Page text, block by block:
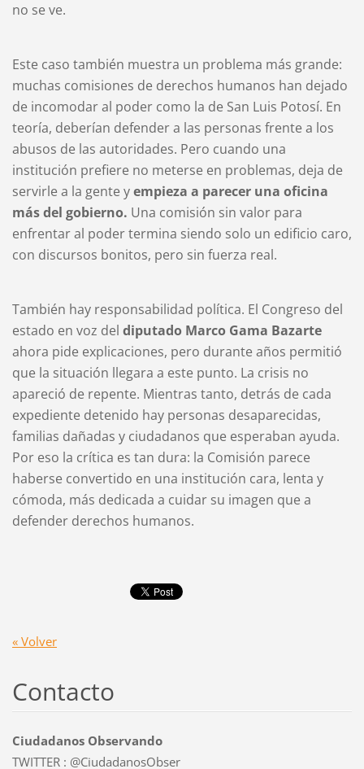
no se ve.
Este caso también muestra un problema más grande:
muchas comisiones de derechos humanos han dejado
de incomodar al poder como la de San Luis Potosí. En
teoría, deberían defender a las personas frente a los
abusos de las autoridades. Pero cuando una
institución prefiere no meterse en problemas, deja de
servirle a la gente yempieza a parecer una oficina
más del gobierno. Una comisión sin valor para
enfrentar al poder termina siendo solo un edificio caro,
con discursos bonitos, pero sin fuerza real.
También hay responsabilidad política. El Congreso del
estado en voz del diputado Marco Gama Bazarte
ahora pide explicaciones, pero durante años permitió
que la situación llegara a este punto. La crisis no
apareció de repente. Mientras tanto, detrás de cada
expediente detenido hay personas desaparecidas,
familias dañadas y ciudadanos que esperaban ayuda.
Por eso la crítica es tan dura: la Comisión parece
haberse convertido en una institución cara, lenta y
cómoda, más dedicada a cuidar su imagen que a
defender derechos humanos.
« Volver
Contacto
Ciudadanos Observando
TWITTER : @CiudadanosObser